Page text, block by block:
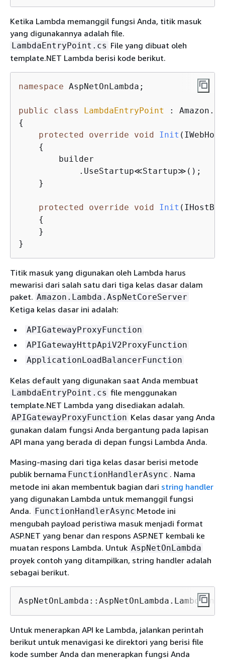
Ketika Lambda memanggil fungsi Anda, titik masuk
yang digunakannya adalah file.
LambdaEntryPoint.cs File yang dibuat oleh
template.NET Lambda berisi kode berikut.
namespace AspNetOnLambda;
public class LambdaEntryPoint
:
{
protected
override void Init
{
        builder
            .UseStartup≪Startup≫();
    }
protected override void Init
{
    }
}
Titik masuk yang digunakan oleh Lambda harus
mewarisi dari salah satu dari tiga kelas dasar dalam
paket. Amazon.Lambda.AspNetCoreServer
Ketiga kelas dasar ini adalah:
APIGatewayProxyFunction
APIGatewayHttpApiV2ProxyFunction
ApplicationLoadBalancerFunction
Kelas default yang digunakan saat Anda membuat
LambdaEntryPoint.cs file menggunakan
template.NET Lambda yang disediakan adalah.
APIGatewayProxyFunction Kelas dasar yang Anda
gunakan dalam fungsi Anda bergantung pada lapisan
API mana yang berada di depan fungsi Lambda Anda.
Masing-masing dari tiga kelas dasar berisi metode
publik bernama FunctionHandlerAsync . Nama
metode ini akan membentuk bagian dari string handler
yang digunakan Lambda untuk memanggil fungsi
Anda. FunctionHandlerAsync Metode ini
mengubah payload peristiwa masuk menjadi format
ASP.NET yang benar dan respons ASP.NET kembali ke
muatan respons Lambda. Untuk AspNetOnLambda
proyek contoh yang ditampilkan, string handler adalah
sebagai berikut.
Untuk menerapkan API ke Lambda, jalankan perintah
berikut untuk menavigasi ke direktori yang berisi file
kode sumber Anda dan menerapkan fungsi Anda